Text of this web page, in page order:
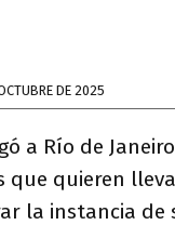
DE 2025
a Río de
que quieren
la instancia de